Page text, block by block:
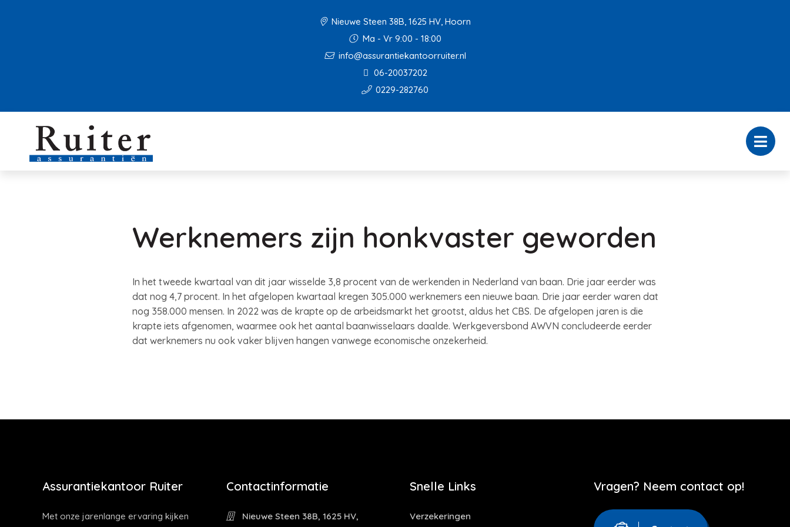
Nieuwe Steen 38B, 1625 HV, Hoorn
Ma - Vr 9:00 - 18:00
info@assurantiekantoorruiter.nl
06-20037202
0229-282760
Werknemers zijn honkvaster geworden
In het tweede kwartaal van dit jaar wisselde 3,8 procent van de werkenden in Nederland van baan. Drie jaar eerder was
dat nog 4,7 procent. In het afgelopen kwartaal kregen 305.000 werknemers een nieuwe baan. Drie jaar eerder waren dat
nog 358.000 mensen. In 2022 was de krapte op de arbeidsmarkt het grootst, aldus het CBS. De afgelopen jaren is die
krapte iets afgenomen, waarmee ook het aantal baanwisselaars daalde. Werkgeversbond AWVN concludeerde eerder
dat werknemers nu ook vaker blijven hangen vanwege economische onzekerheid.
Assurantiekantoor Ruiter
Met onze jarenlange ervaring kijken
Contactinformatie
Nieuwe Steen 38B, 1625 HV,
Snelle Links
Verzekeringen
Vragen? Neem contact op!